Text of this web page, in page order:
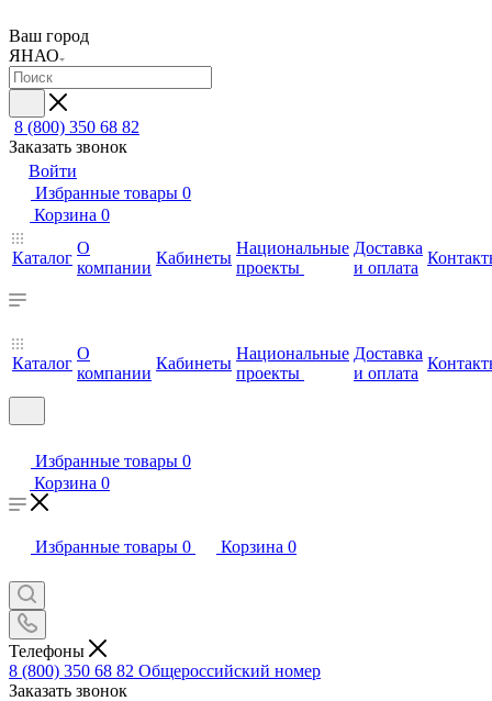
Ваш город
ЯНАО
8 (800) 350 68 82
Заказать звонок
Войти
Избранные товары 0
Корзина 0
Каталог
О
компании
Кабинеты
Национальные
проекты
Доставка
и оплата
Каталог
О
компании
Кабинеты
Национальные
проекты
Доставка
и оплата
Избранные товары 0
Корзина 0
Избранные товары 0 Корзина 0
Телефоны
8 (800) 350 68 82 Общероссийский номер
Заказать звонок